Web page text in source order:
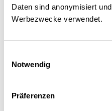
Daten sind anonymisiert
Werbezwecke verwendet.
Notwendig
Präferenzen